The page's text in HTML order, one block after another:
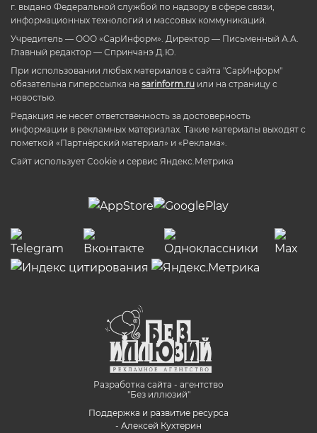
г. выдано Федеральной службой по надзору в сфере связи,
информационных технологий и массовых коммуникаций.
Учредитель — ООО «СарИнформ». Директор — Письменный А.А.
Главный редактор — Спринчанэ Д.Ю.
При использовании любых материалов с сайта "СарИнформ"
обязательна гиперссылка на sarinform.ru или на страницу с
новостью.
Редакция не несет ответственность за достоверность
информации в рекламных материалах. Такие материалы выходят с
пометкой «Партнёрский материал» и «Реклама».
Сайт использует Cookie и сервиc Яндекс.Метрика
Разработка сайта - агентство
"Без иллюзий"
Поддержка и развитие ресурса
- Алексей Кухтерин